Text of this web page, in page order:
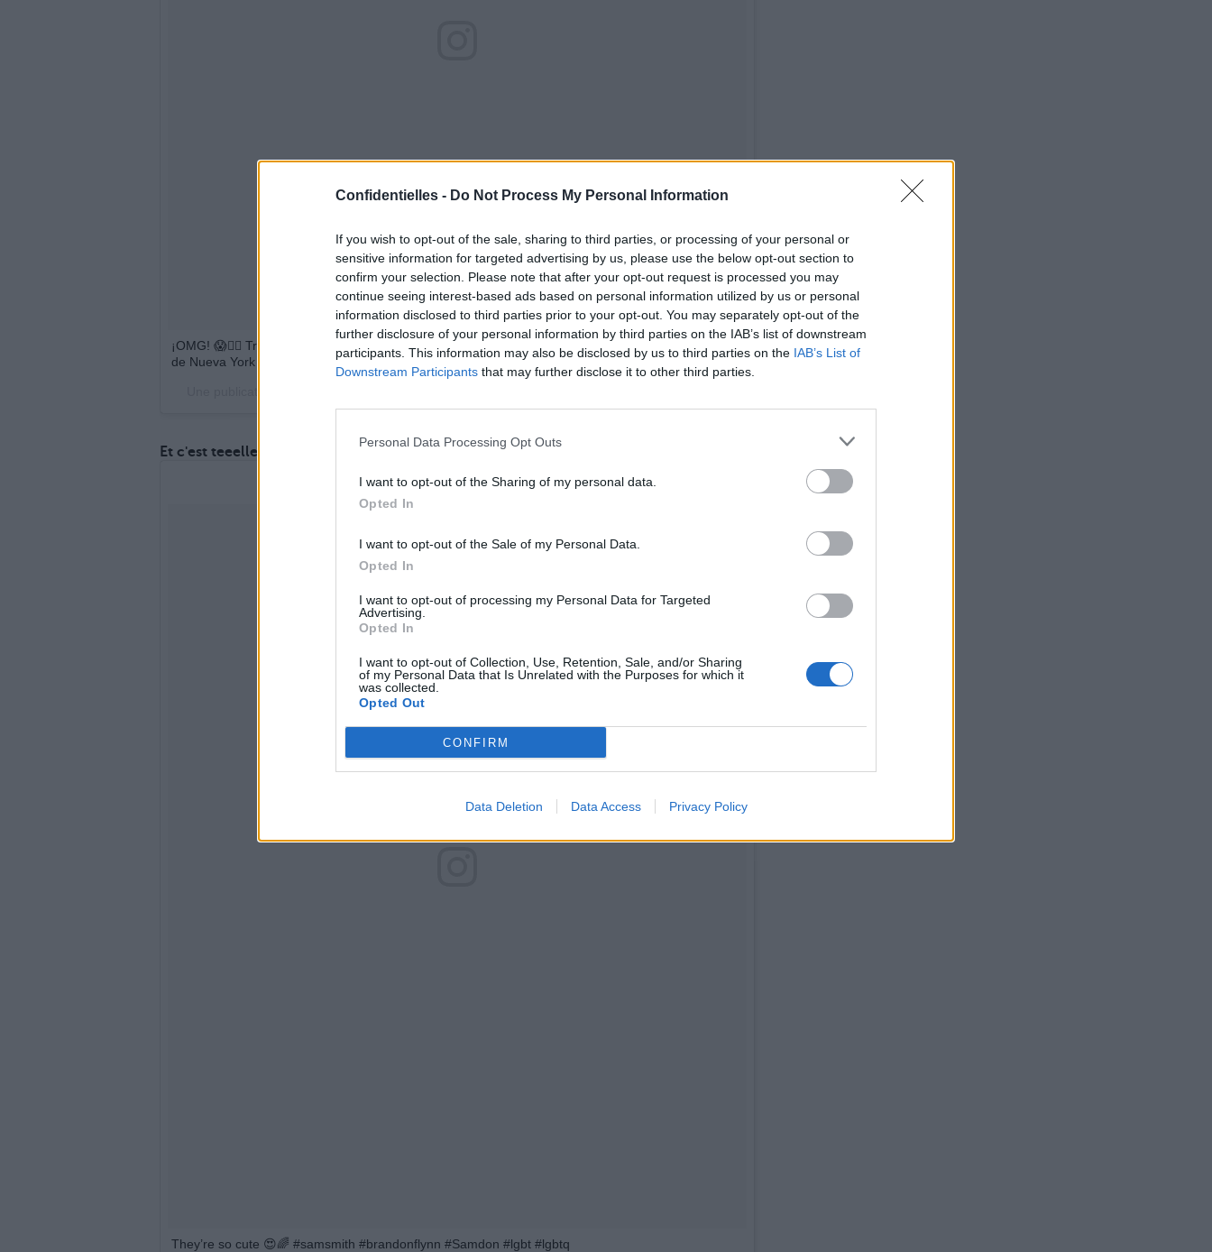
Confidentielles - Do Not Process My Personal Information
If you wish to opt-out of the sale, sharing to third parties, or processing of your personal or
sensitive information for targeted advertising by us, please use the below opt-out section to
confirm your selection. Please note that after your opt-out request is processed you may
continue seeing interest-based ads based on personal information utilized by us or personal
information disclosed to third parties prior to your opt-out. You may separately opt-out of the
further disclosure of your personal information by third parties on the IAB’s list of downstream
participants. This information may also be disclosed by us to third parties on the IAB’s List of
Downstream Participants that may further disclose it to other third parties.
Personal Data Processing Opt Outs
I want to opt-out of the Sharing of my personal data.
Opted In
I want to opt-out of the Sale of my Personal Data.
Opted In
I want to opt-out of processing my Personal Data for Targeted
Advertising.
Opted In
I want to opt-out of Collection, Use, Retention, Sale, and/or Sharing
of my Personal Data that Is Unrelated with the Purposes for which it
was collected.
Opted Out
CONFIRM
Data Deletion Data Access Privacy Policy
‪¡OMG! 😱🏳️‍🌈‬ ‪Tras salir del armario, Brandon Flynn y Sam Smith hacen público su amor en las calles
de Nueva York 😍🌈❤️‬ #13ReasonsWhy #lovewins #loveislove #SamSmith #BrandonFynn #love
Et c'est teeellement meugnon !
They’re so cute 😍🌈 #samsmith #brandonflynn #Samdon #lgbt #lgbtq